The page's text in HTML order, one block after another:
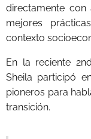
directamente
mejores
contexto
En la reciente
Sheila participó
pioneros para
transición.